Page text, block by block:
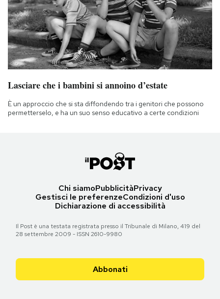
Lasciare che i bambini si annoino d’estate
È un approccio che si sta diffondendo tra i genitori che possono
permetterselo, e ha un suo senso educativo a certe condizioni
Chi siamoPubblicitàPrivacy
Gestisci le preferenzeCondizioni d'uso
Dichiarazione di accessibilità
Il Post è una testata registrata presso il Tribunale di Milano, 419 del
28 settembre 2009 - ISSN 2610-9980
Abbonati